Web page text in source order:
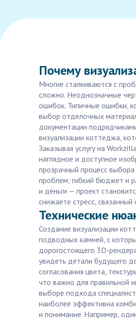
Почему
Многие сталкиваются с
сложно. Неоднозначные
ошибок. Типичные ошибки,
выбор отделочных
документации
визуализации коттеджа,
Заказывая услугу на
наглядное и доступное
прозрачный процесс
проблем; гибкий бюджет и
и деньги — проект
снижаете стресс,
Технические
Создание визуализации
подводных камней, с
дорогостоящего 3D-
увидеть детали будущего
согласования цвета,
что важно для правильной
выборе подхода
наиболее эффективна
и понимание. Например,